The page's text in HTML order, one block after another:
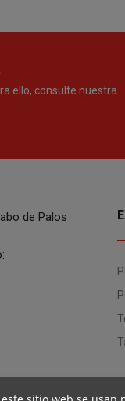
ello, consulte nuestra
de Palos